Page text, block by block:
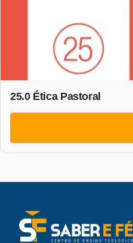
25.0 Ética Pastoral